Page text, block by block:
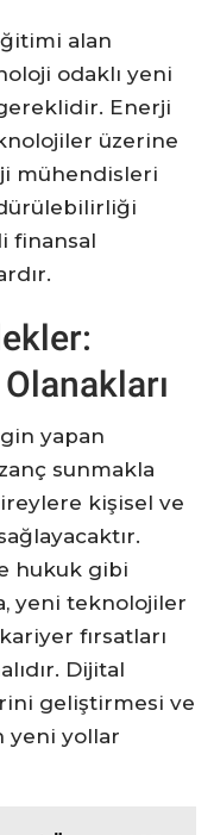
alan
odaklı yeni
Enerji
üzerine
mühendisleri
finansal
yapan
sunmakla
kişisel ve
hukuk gibi
yeni teknolojiler
fırsatları
Dijital
geliştirmesi ve
yeni yollar